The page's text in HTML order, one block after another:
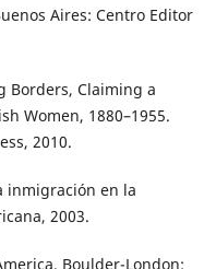
Aires: Centro Editor
Borders, Claiming a
Women, 1880–1955.
2010.
inmigración en la
2003.
Boulder-London: